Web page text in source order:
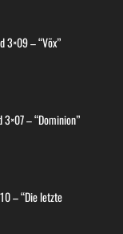
3×09 – “Võx”
– “Dominion”
– “Die letzte